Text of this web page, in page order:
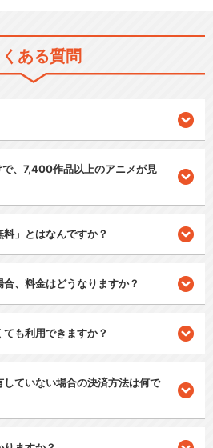
ある質問
、7,400作品以上のアニメが見
料」とはなんですか？
、料金はどうなりますか？
も利用できますか？
していない場合の決済方法は何で